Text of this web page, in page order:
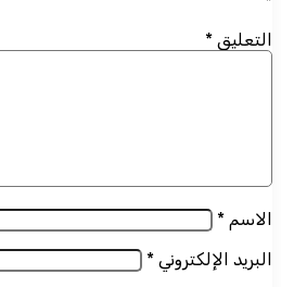
التعليق *
الاسم *
البريد الإلكتروني *